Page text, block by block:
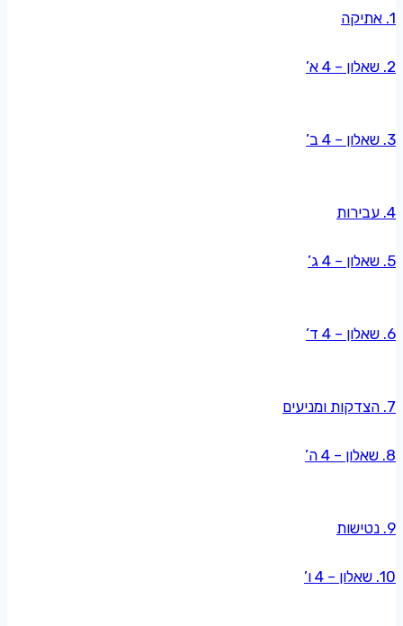
1. אתיקה
2. שאלון – 4 א’
3. שאלון – 4 ב’
4. עבירות
5. שאלון – 4 ג’
6. שאלון – 4 ד’
7. הצדקות ומניעים
8. שאלון – 4 ה’
9. נטישות
10. שאלון – 4 ו’